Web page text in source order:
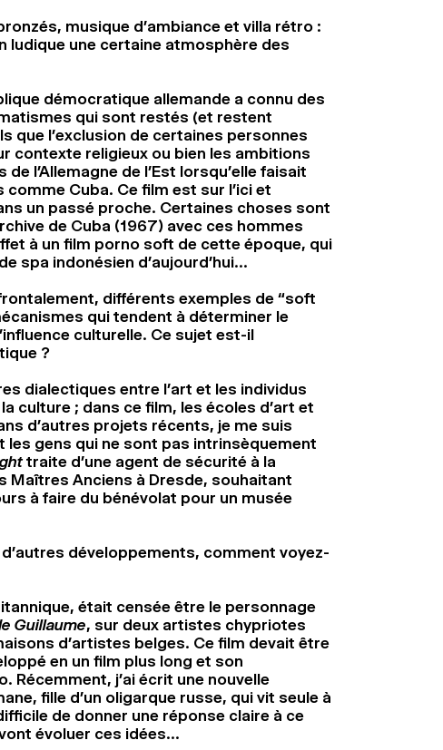
musique d’ambiance et villa rétro :
ludique une certaine atmosphère des
démocratique allemande a connu des
qui sont restés (et restent
que l’exclusion de certaines personnes
contexte religieux ou bien les ambitions
l’Allemagne de l’Est lorsqu’elle faisait
Cuba. Ce film est sur l’ici et
un passé proche. Certaines choses sont
de Cuba (1967) avec ces hommes
à un film porno soft de cette époque, qui
spa indonésien d’aujourd’hui…
différents exemples de “soft
qui tendent à déterminer le
culturelle. Ce sujet est-il
?
dialectiques entre l’art et les individus
culture ; dans ce film, les écoles d’art et
d’autres projets récents, je me suis
les gens qui ne sont pas intrinsèquement
traite d’une agent de sécurité à la
Maîtres Anciens à Dresde, souhaitant
à faire du bénévolat pour un musée
développements, comment voyez-
était censée être le personnage
Guillaume, sur deux artistes chypriotes
d’artistes belges. Ce film devait être
en un film plus long et son
Récemment, j’ai écrit une nouvelle
fille d’un oligarque russe, qui vit seule à
de donner une réponse claire à ce
évoluer ces idées…